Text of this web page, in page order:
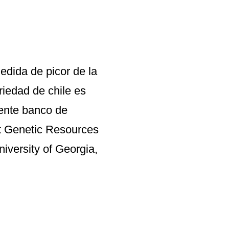
de picor de la
de chile es
banco de
Genetic Resources
of Georgia,